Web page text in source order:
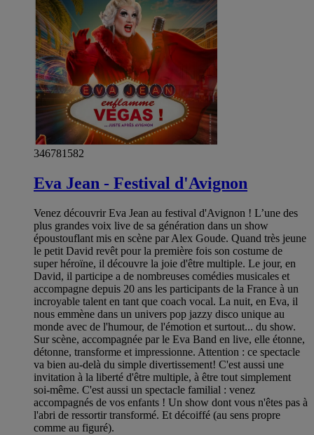
346781582
Eva Jean - Festival d'Avignon
Venez découvrir Eva Jean au festival d'Avignon ! L’une des
plus grandes voix live de sa génération dans un show
époustouflant mis en scène par Alex Goude. Quand très jeune
le petit David revêt pour la première fois son costume de
super héroïne, il découvre la joie d'être multiple. Le jour, en
David, il participe a de nombreuses comédies musicales et
accompagne depuis 20 ans les participants de la France à un
incroyable talent en tant que coach vocal. La nuit, en Eva, il
nous emmène dans un univers pop jazzy disco unique au
monde avec de l'humour, de l'émotion et surtout... du show.
Sur scène, accompagnée par le Eva Band en live, elle étonne,
détonne, transforme et impressionne. Attention : ce spectacle
va bien au-delà du simple divertissement! C'est aussi une
invitation à la liberté d'être multiple, à être tout simplement
soi-même. C'est aussi un spectacle familial : venez
accompagnés de vos enfants ! Un show dont vous n'êtes pas à
l'abri de ressortir transformé. Et décoiffé (au sens propre
comme au figuré).